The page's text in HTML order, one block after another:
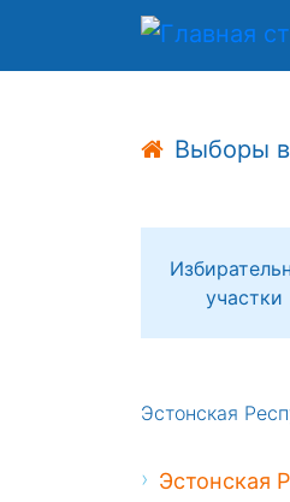
Выборы в
участки
Эстонская
Эстонская